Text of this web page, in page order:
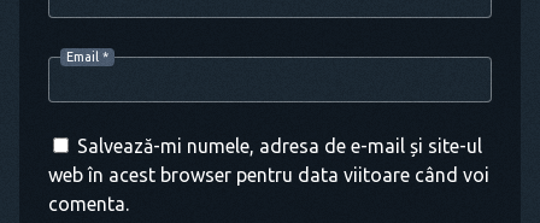
Email *
Salvează-mi numele, adresa de e-mail și site-ul
web în acest browser pentru data viitoare când voi
comenta.